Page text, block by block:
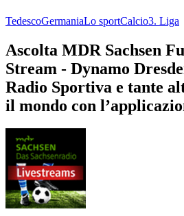
TedescoGermaniaLo sportCalcio3. Liga
Ascolta MDR Sachsen
Stream - Dynamo
Radio Sportiva e tante
il mondo con